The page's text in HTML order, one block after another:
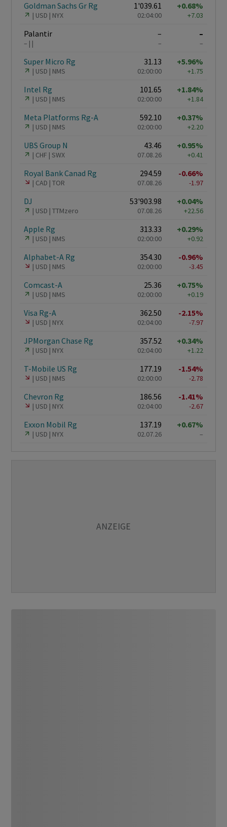
Goldman Sachs Gr Rg
USD NYX
1'039.61
02:04:00
+0.68%
+7.03
Palantir
–
–
–
–
–
Super Micro Rg
USD NMS
31.13
02:00:00
+5.96%
+1.75
Intel Rg
USD NMS
101.65
02:00:00
+1.84%
+1.84
Meta Platforms Rg-A
USD NMS
592.10
02:00:00
+0.37%
+2.20
UBS Group N
CHF SWX
43.46
07.08.26
+0.95%
+0.41
Royal Bank Canad Rg
CAD TOR
294.59
07.08.26
-0.66%
-1.97
DJ
USD TTMzero
53'903.98
07.08.26
+0.04%
+22.56
Apple Rg
USD NMS
313.33
02:00:00
+0.29%
+0.92
Alphabet-A Rg
USD NMS
354.30
02:00:00
-0.96%
-3.45
Comcast-A
USD NMS
25.36
02:00:00
+0.75%
+0.19
Visa Rg-A
USD NYX
362.50
02:04:00
-2.15%
-7.97
JPMorgan Chase Rg
USD NYX
357.52
02:04:00
+0.34%
+1.22
T-Mobile US Rg
USD NMS
177.19
02:00:00
-1.54%
-2.78
Chevron Rg
USD NYX
186.56
02:04:00
-1.41%
-2.67
Exxon Mobil Rg
USD NYX
137.19
02.07.26
+0.67%
–